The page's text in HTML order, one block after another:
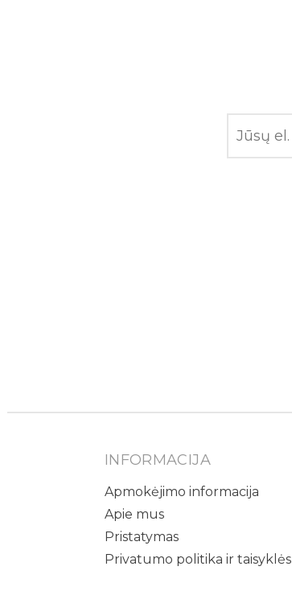
INFORMACIJA
Apmokėjimo informacija
Apie mus
Pristatymas
Privatumo politika ir taisyklės